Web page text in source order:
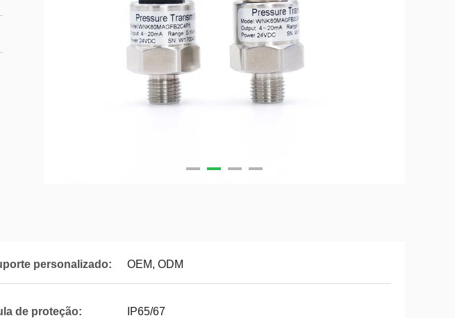
personalizado: OEM, ODM
de proteção: IP65/67